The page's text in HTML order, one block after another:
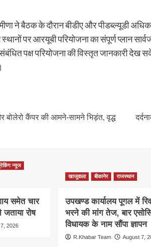
ने बैठक के दौरान बीडीए और पीडब्ल्यूडी
पर आरयूबी परियोजना का संपूर्ण प्लान
पक्ष परियोजना की विस्तृत जानकारी
कैंपर की आमने-सामने भिड़ंत, वृद्ध
न्यूज
समेत चार
जताया रोष
2026
खाजूवाला बीकानेर राजस्थान
उपखण्ड कार्यालय पूगल में
भरने की मांग तेज, बार
विधायक के नाम सौंपा ज्ञापन
R.Khabar Team August 7,